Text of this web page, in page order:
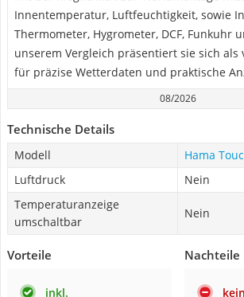
Innentemperatur, Luftfeuchtigkeit, sowie
Thermometer, Hygrometer, DCF, Funkuhr
unserem Vergleich präsentiert sie sich als
für präzise Wetterdaten und praktische
08/2026
Technische Details
Modell
Hama
Luftdruck
Nein
Temperaturanzeige
umschaltbar
Nein
Vorteile
inkl.
Nachteile